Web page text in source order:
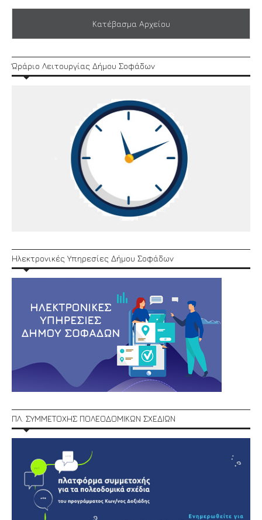
Κατέβασμα Αρχείου
Ώράριο Λειτουργίας Δήμου Σοφάδων
Ηλεκτρονικές Υπηρεσίες Δήμου Σοφάδων
ΠΛ. ΣΥΜΜΕΤΟΧΗΣ ΠΟΛΕΟΔΟΜΙΚΩΝ ΣΧΕΔΙΩΝ